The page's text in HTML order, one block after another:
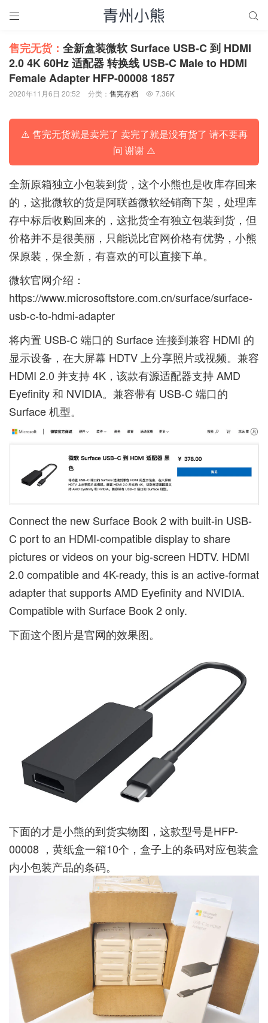
 
售完无货： 全新盒装微软 Surface USB-C 到 HDMI
2.0 4K 60Hz 适配器 转换线 USB-C Male to HDMI
Female Adapter HFP-00008 1857
2020年11月6日 20:52 分类： 售完存档  7.36K
⚠️ 售完无货就是卖完了 卖完了就是没有货了 请不要再
问 谢谢 ⚠️
全新原箱独立小包装到货，这个小熊也是收库存回来
的，这批微软的货是阿联酋微软经销商下架，处理库
存中标后收购回来的，这批货全有独立包装到货，但
价格并不是很美丽，只能说比官网价格有优势，小熊
保原装，保全新，有喜欢的可以直接下单。
微软官网介绍：
https://www.microsoftstore.com.cn/surface/surface-
usb-c-to-hdmi-adapter
将内置 USB-C 端口的 Surface 连接到兼容 HDMI 的
显示设备，在大屏幕 HDTV 上分享照片或视频。兼容
HDMI 2.0 并支持 4K，该款有源适配器支持 AMD
Eyefinity 和 NVIDIA。兼容带有 USB-C 端口的
Surface 机型。
Connect the new Surface Book 2 with built-in USB-
C port to an HDMI-compatible display to share
pictures or videos on your big-screen HDTV. HDMI
2.0 compatible and 4K-ready, this is an active-format
adapter that supports AMD Eyefinity and NVIDIA.
Compatible with Surface Book 2 only.
下面这个图片是官网的效果图。
下面的才是小熊的到货实物图，这款型号是HFP-
00008 ，黄纸盒一箱10个，盒子上的条码对应包装盒
内小包装产品的条码。